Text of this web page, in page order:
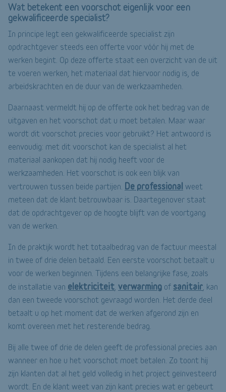
Wat betekent een voorschot eigenlijk voor een
gekwalificeerde specialist?
In principe legt een gekwalificeerde specialist zijn
opdrachtgever steeds een offerte voor vóór hij met de
werken begint. Op deze offerte staat een overzicht van de uit
te voeren werken, het materiaal dat hiervoor nodig is, de
arbeidskrachten en de duur van de werkzaamheden.
Daarnaast vermeldt hij op de offerte ook het bedrag van de
uitgaven en het voorschot dat u moet betalen. Maar waar
wordt dit voorschot precies voor gebruikt? Het antwoord is
eenvoudig: met dit voorschot kan de specialist al het
materiaal aankopen dat hij nodig heeft voor de
werkzaamheden. Het voorschot is ook een blijk van
vertrouwen tussen beide partijen. De professional weet
meteen dat de klant betrouwbaar is. Daartegenover staat
dat de opdrachtgever op de hoogte blijft van de voortgang
van de werken.
In de praktijk wordt het totaalbedrag van de factuur meestal
in twee of drie delen betaald. Een eerste voorschot betaalt u
voor de werken beginnen. Tijdens een belangrijke fase, zoals
de installatie van elektriciteit verwarming of sanitair , kan
dan een tweede voorschot gevraagd worden. Het derde deel
betaalt u op het moment dat de werken afgerond zijn en
komt overeen met het resterende bedrag.
Bij alle twee of drie de delen geeft de professional precies aan
wanneer en hoe u het voorschot moet betalen. Zo toont hij
zijn klanten dat al het geld volledig in het project geïnvesteerd
wordt. En de klant weet van zijn kant precies wat er gebeurt